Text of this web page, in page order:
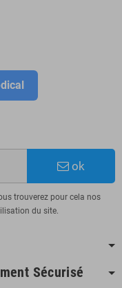
ok
trouverez pour cela nos
du site.
Sécurisé